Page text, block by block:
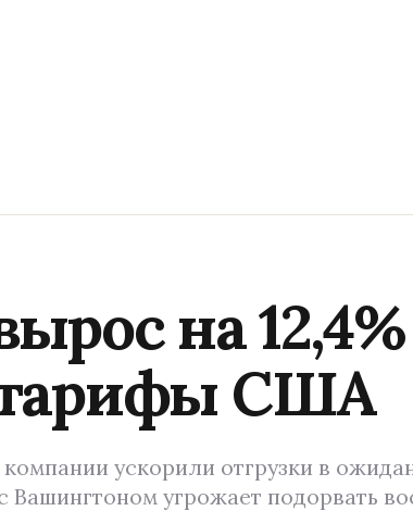
на
тарифы США
ускорили отгрузки в
Вашингтоном угрожает подорвать